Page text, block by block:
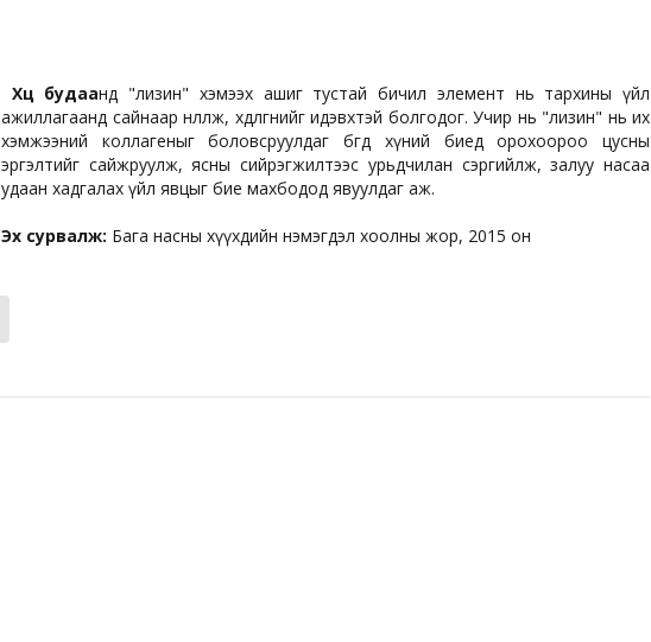
Хөц будаанд "лизин" хэмээх ашиг тустай бичил элемент нь тархины үйл
ажиллагаанд сайнаар нөлөөлж, хөдөлгөөнийг идэвхтэй болгодог. Учир нь "лизин" нь их
хэмжээний коллагеныг боловсруулдаг бөгөөд хүний биед орохоороо цусны
эргэлтийг сайжруулж, ясны сийрэгжилтээс урьдчилан сэргийлж, залуу насаа
удаан хадгалах үйл явцыг бие махбодод явуулдаг аж.
Эх сурвалж: Бага насны хүүхдийн нэмэгдэл хоолны жор, 2015 он